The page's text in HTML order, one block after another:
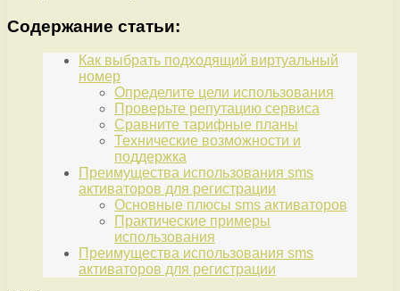
Содержание статьи:
Как выбрать подходящий виртуальный
номер
Определите цели использования
Проверьте репутацию сервиса
Сравните тарифные планы
Технические возможности и
поддержка
Преимущества использования sms
активаторов для регистрации
Основные плюсы sms активаторов
Практические примеры
использования
Преимущества использования sms
активаторов для регистрации